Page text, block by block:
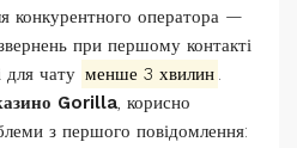
конкурентного оператора —
при першому контакті
для чату менше 3 хвилин .
Gorilla, корисно
з першого повідомлення: